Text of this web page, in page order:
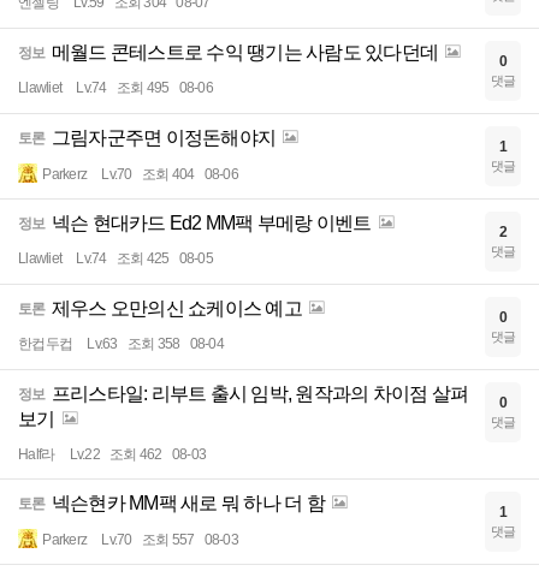
정보 메월드 콘테스트로 수익 땡기는 사람도 있다던데
Llawliet Lv.74 조회 495 08-06
0
댓글
토론 그림자군주면 이정돈해야지
Parkerz Lv.70 조회 404 08-06
1
댓글
정보 넥슨 현대카드 Ed2 MM팩 부메랑 이벤트
Llawliet Lv.74 조회 425 08-05
2
댓글
토론 제우스 오만의신 쇼케이스 예고
한컵두컵 Lv.63 조회 358 08-04
0
댓글
정보 프리스타일: 리부트 출시 임박, 원작과의 차이점 살펴
보기
Half라 Lv.22 조회 462 08-03
0
댓글
토론 넥슨현카 MM팩 새로 뭐 하나 더 함
Parkerz Lv.70 조회 557 08-03
1
댓글